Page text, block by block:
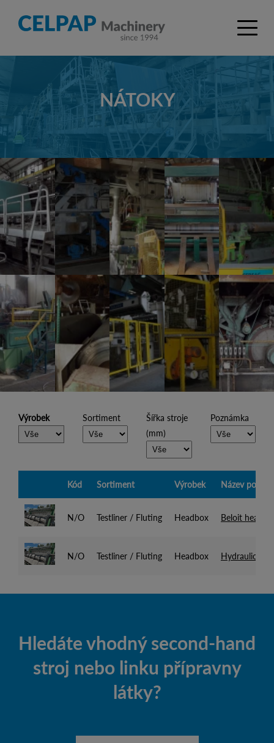
NÁTOKY
Výrobek Sortiment
Šířka stroje
(mm)
Poznámka
Kód Sortiment Výrobek Název pozice
N/O Testliner / Fluting Headbox Beloit
N/O Testliner / Fluting Headbox Hydraulic
Hledáte vhodný second-hand
stroj nebo linku přípravny
látky?